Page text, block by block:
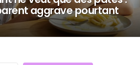
aggrave pourtant